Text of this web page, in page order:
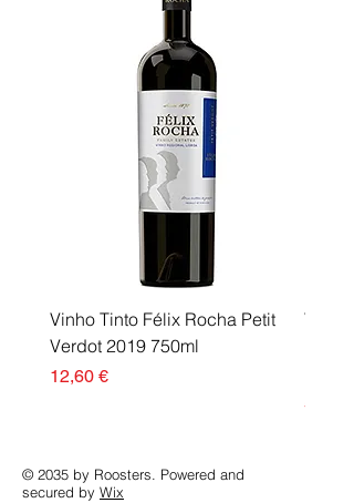
Vinho Tinto Félix Rocha Petit
Verdot 2019 750ml
Preço
12,60 €
Vinho
Preço
57,15 €
© 2035 by Roosters. Powered and
secured by Wix